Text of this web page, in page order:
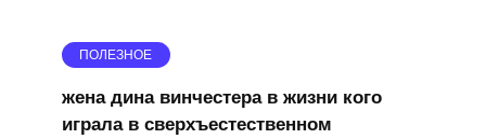
ПОЛЕЗНОЕ
жена дина винчестера в жизни кого
играла в сверхъестественном